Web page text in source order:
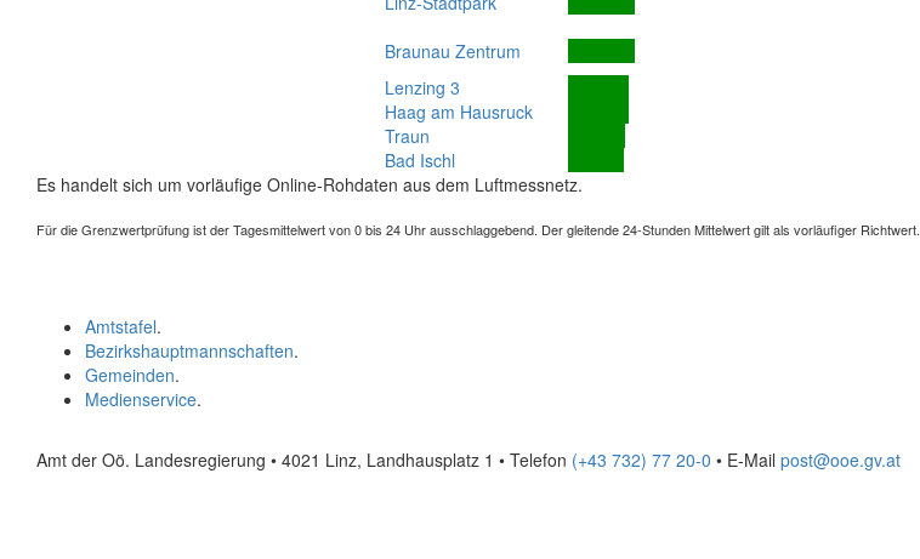
Braunau Zentrum
Lenzing 3
Haag am Hausruck
Traun
Bad Ischl
Es handelt sich um vorläufige Online-Rohdaten aus dem Luftmessnetz.
Für die Grenzwertprüfung ist der Tagesmittelwert von 0 bis 24 Uhr ausschlaggebend. Der gleitende 24-Stunden Mittelwert gilt als vorläufiger Richtwert.
Amtstafel.
Bezirkshauptmannschaften.
Gemeinden.
Medienservice.
Amt der Oö. Landesregierung • 4021 Linz, Landhausplatz 1 • Telefon (+43 732) 77 20-0 • E-Mail post@ooe.gv.at